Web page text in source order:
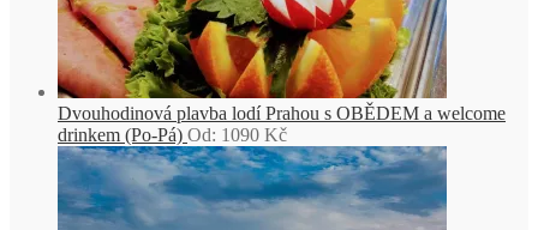
Dvouhodinová plavba lodí Prahou s OBĚDEM a welcome
drinkem (Po-Pá) Od: 1090 Kč